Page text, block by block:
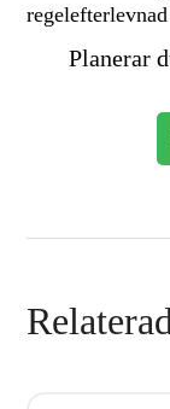
Planerar